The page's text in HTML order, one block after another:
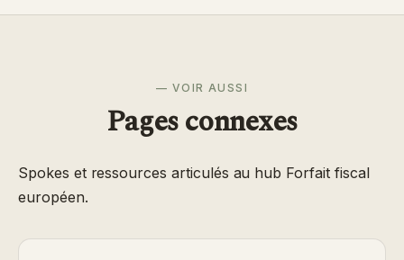
— VOIR AUSSI
Pages connexes
Spokes et ressources articulés au hub Forfait fiscal
européen.